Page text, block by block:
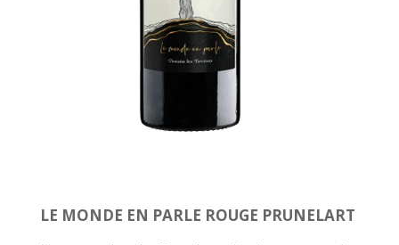
LE MONDE EN PARLE ROUGE PRUNELART